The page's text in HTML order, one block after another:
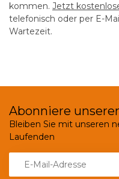
kommen. Jetzt
telefonisch oder per E-
Wartezeit.
Abonniere
Bleiben Sie mit unseren
Laufenden